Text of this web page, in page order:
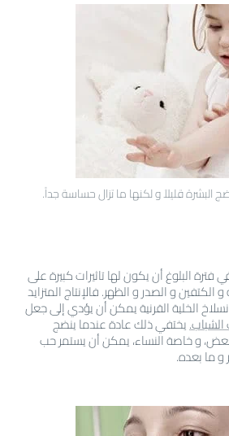
البشرة قليلاً و لكنها ما تزال حساسة جداً.
فترة البلوغ أن يكون لها تاثيرات كبيرة على
و الصدر و الظهر. فالإنتاج المتزايد
الخلية القرنية يمكن أن يؤدي إلى جعل
يختفي ذلك عادة عندما ينضج
و خاصة النساء، يمكن أن يستمر حب
ما بعده.